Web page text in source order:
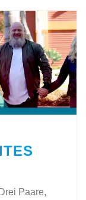
Paare,